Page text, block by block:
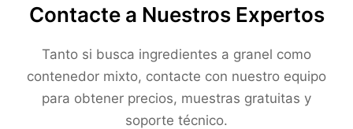
Contacte a Nuestros Expertos
Tanto si busca ingredientes a granel como
contenedor mixto, contacte con nuestro equipo
para obtener precios, muestras gratuitas y
soporte técnico.